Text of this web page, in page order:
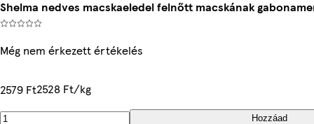
Shelma nedves macskaeledel felnőtt macskának
Még nem érkezett értékelés
2579 Ft2528 Ft/kg
Hozzáad